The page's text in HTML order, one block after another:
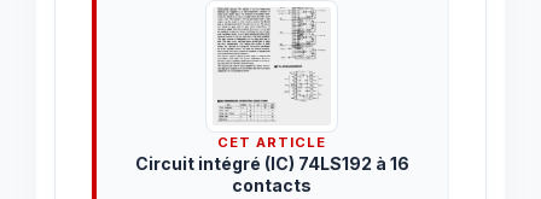
CET ARTICLE
Circuit intégré (IC) 74LS192 à 16
contacts